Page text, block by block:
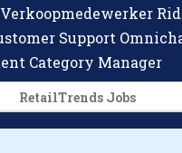
Support
Category Manager
RetailTrends Jobs